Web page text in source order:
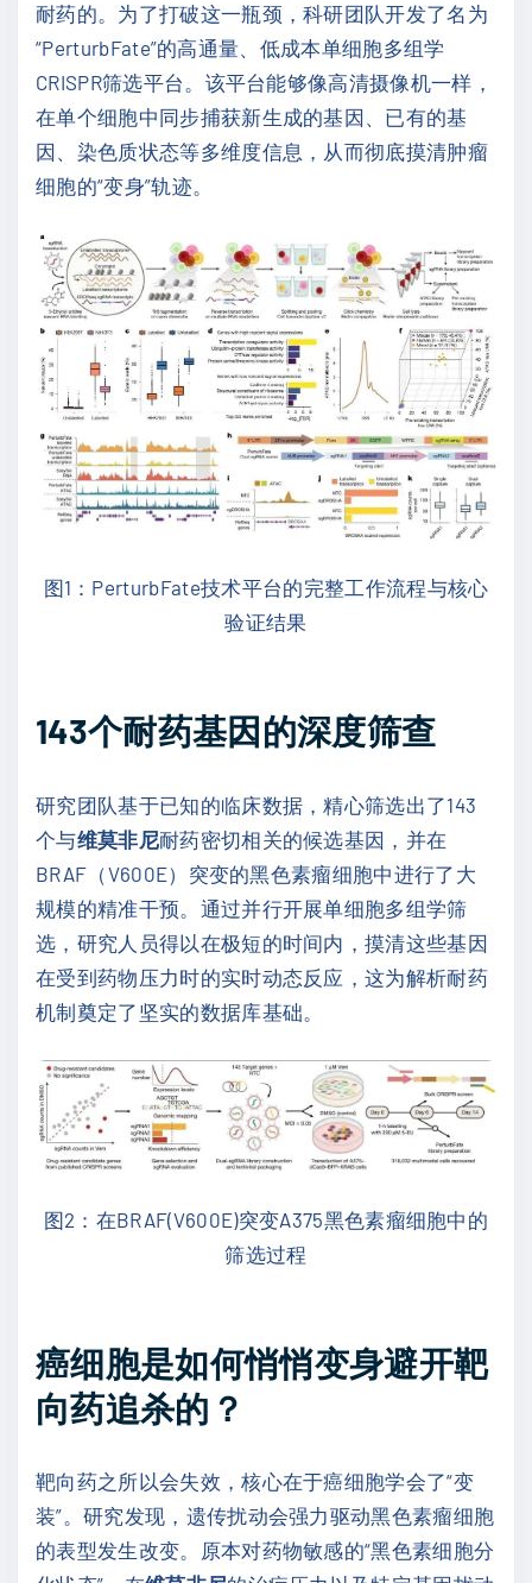
耐药的。为了打破这一瓶颈，科研团队开发了名为
“PerturbFate”的高通量、低成本单细胞多组学
CRISPR筛选平台。该平台能够像高清摄像机一样，
在单个细胞中同步捕获新生成的基因、已有的基
因、染色质状态等多维度信息，从而彻底摸清肿瘤
细胞的“变身”轨迹。
图1：PerturbFate技术平台的完整工作流程与核心
验证结果
143个耐药基因的深度筛查
研究团队基于已知的临床数据，精心筛选出了143
个与维莫非尼耐药密切相关的候选基因，并在
BRAF（V600E）突变的黑色素瘤细胞中进行了大
规模的精准干预。通过并行开展单细胞多组学筛
选，研究人员得以在极短的时间内，摸清这些基因
在受到药物压力时的实时动态反应，这为解析耐药
机制奠定了坚实的数据库基础。
图2：在BRAF(V600E)突变A375黑色素瘤细胞中的
筛选过程
癌细胞是如何悄悄变身避开靶
向药追杀的？
靶向药之所以会失效，核心在于癌细胞学会了“变
装”。研究发现，遗传扰动会强力驱动黑色素瘤细胞
的表型发生改变。原本对药物敏感的“黑色素细胞分